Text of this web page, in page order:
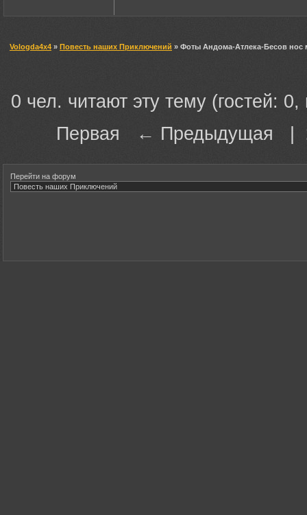
Vologda4x4 » Повесть наших Приключений » Фоты Андома-Атлека-Бесов нос
0 чел. читают эту тему (гостей:
Первая ← Предыдущая |
Перейти на форум